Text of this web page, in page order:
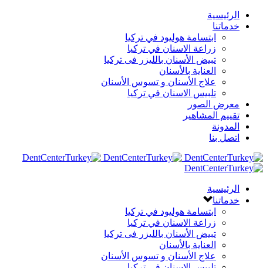
الرئيسية
خدماتنا
ابتسامة هوليود في تركيا
زراعة الاسنان في تركيا
تبيض الأسنان بالليزر فى تركيا
العناية بالأسنان
علاج الأسنان و تسوس الأسنان
تلبيس الاسنان في تركيا
معرض الصور
تقييم المشاهير
المدونة
اتصل بنا
الرئيسية
خدماتنا
ابتسامة هوليود في تركيا
زراعة الاسنان في تركيا
تبيض الأسنان بالليزر فى تركيا
العناية بالأسنان
علاج الأسنان و تسوس الأسنان